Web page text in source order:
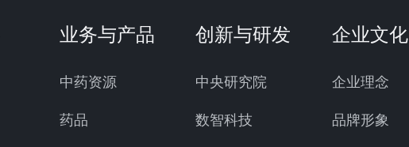
业务与产品
中药资源
药品
创新与研发
中央研究院
数智科技
企业文化
企业理念
品牌形象